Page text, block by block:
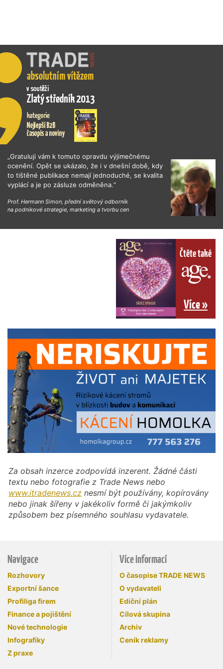
„Gratuluji vám k tomuto opravdu výjimečnému
ocenění. Opět se ukázalo, že i v dnešní době, kdy
to tištěné publikace nemají jednoduché, se kvalita
vyplácí a je po zásluze odměněna.“
Prof. Hermann Simon, přední světový odborník
na podnikové strategie, marketing a tvorbu cen
Čtěte také
Více »
Za obsah inzerce zodpovídá inzerent. Žádné části
textu nebo fotografie z Trade News nebo
www.itradenews.cz nesmí být používány, kopírovány
nebo jinak šířeny v jakékoliv formě či jakýmkoliv
způsobem bez písemného souhlasu vydavatele.
Navigace
Rozhovory
Exportní šance
Profiliga firem
Finance a pojištění
Nové technologie
Infografiky
Z praxe
Více informací
O časopise TRADE NEWS
O vydavateli
Ediční plán
Cílová skupina
Archiv
Ceník reklamy